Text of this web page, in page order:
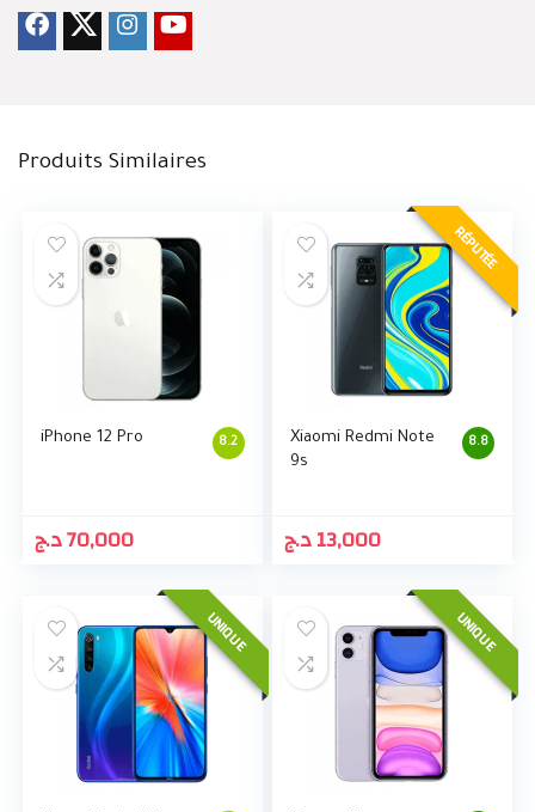
Produits Similaires
8.2
iPhone 12 Pro
70,000د.ج
RÉPUTÉE
8.8
Xiaomi Redmi Note
9s
13,000د.ج
UNIQUE UNIQUE